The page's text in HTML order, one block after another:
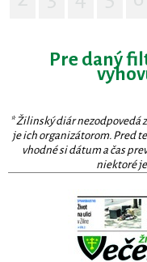
Pre daný
* Žilinský diár nezodpovedá
je ich organizátorom. Pred
vhodné si dátum a čas
niektoré